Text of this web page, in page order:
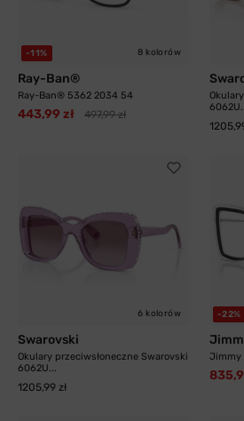
-11% 8 kolorów
Ray-Ban®
Ray-Ban® 5362 2034 54
443,99 zł 497,99 zł
6 kolorów
Swarovski
Okulary przeciwsłoneczne Swarovski
6062U...
1205,99 zł
-22%
Jimmy